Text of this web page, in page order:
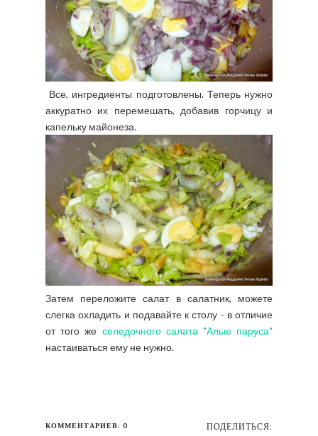
Все, ингредиенты подготовлены. Теперь нужно
аккуратно их перемешать, добавив горчицу и
капельку майонеза.
Затем переложите салат в салатник, можете
слегка охладить и подавайте к столу - в отличие
от того же селедочного салата "Алые паруса"
настаиваться ему не нужно.
КОММЕНТАРИЕВ: 0 ПОДЕЛИТЬСЯ: